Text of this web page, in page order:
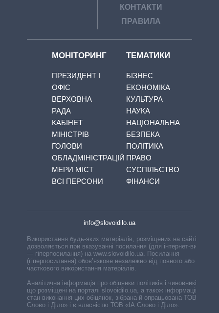
КОНТАКТИ
ПРАВИЛА
МОНІТОРИНГ
ПРЕЗИДЕНТ І
ОФІС
ВЕРХОВНА
РАДА
КАБІНЕТ
МІНІСТРІВ
ГОЛОВИ
ОБЛАДМІНІСТРАЦІЙ
МЕРИ МІСТ
ВСІ ПЕРСОНИ
ТЕМАТИКИ
БІЗНЕС
ЕКОНОМІКА
КУЛЬТУРА
НАУКА
НАЦІОНАЛЬНА
БЕЗПЕКА
ПОЛІТИКА
ПРАВО
СУСПІЛЬСТВО
ФІНАНСИ
info@slovoidilo.ua
Використання будь-яких матеріалів, розміщених на сайті,
дозволяється при вказуванні посилання (для інтернет-видань
— гіперпосилання) на www.slovoidilo.ua. Посилання
(гіперпосилання) обов’язкове незалежно від повного або
часткового використання матеріалів.
Аналітична інформація про обіцянки політиків і чиновників,
що розміщені на порталі slovoidilo.ua, а також інформація про
стан виконання цих обіцянок, зібрана й опрацьована ТОВ «ІА
Слово і Діло» і є власністю ТОВ «ІА Слово і Діло».